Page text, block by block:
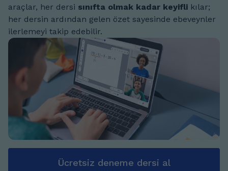
araçlar, her dersi sınıfta olmak kadar keyifli kılar;
her dersin ardından gelen özet sayesinde ebeveynler
ilerlemeyi takip edebilir.
Ücretsiz deneme dersi al